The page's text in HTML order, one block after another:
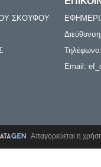
ΣΚΟΥΦΟΥ
Email:
Απαγορεύεται η